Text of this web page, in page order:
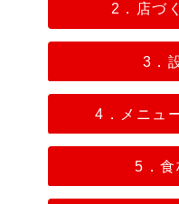
2．店づ
3．
4．メニュ
5．食